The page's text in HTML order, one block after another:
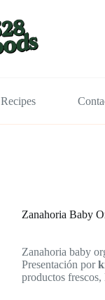
Recipes
Zanahoria Baby
Zanahoria baby
Presentación por
productos